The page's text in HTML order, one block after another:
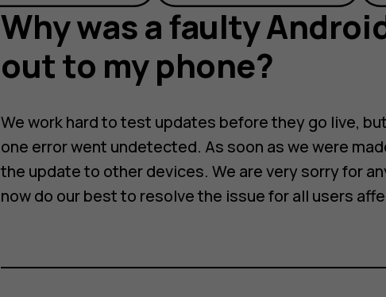
Why was a faulty
out to my phone?
We work hard to test updates before they go live,
one error went undetected. As soon as we were
the update to other devices. We are very sorry for
now do our best to resolve the issue for all users